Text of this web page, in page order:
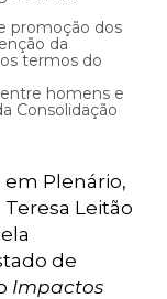
promoção dos
da
termos do
homens e
Consolidação
Plenário,
Teresa Leitão
de
Impactos